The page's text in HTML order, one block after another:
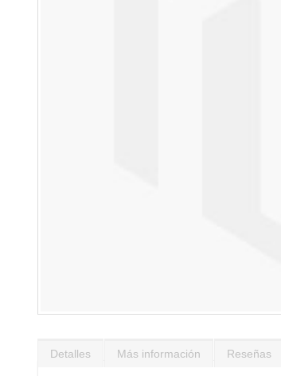
comienzo
Detalles Más información Reseñas